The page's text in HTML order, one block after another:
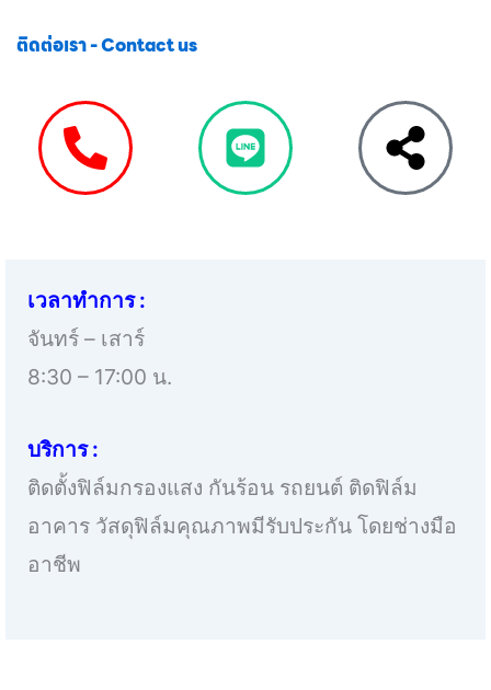
ติดต่อเรา - Contact us
เวลาทำการ :
จันทร์ – เสาร์
8:30 – 17:00 น.
บริการ :
ติดตั้งฟิล์มกรองแสง กันร้อน รถยนต์ ติดฟิล์ม
อาคาร วัสดุฟิล์มคุณภาพมีรับประกัน โดยช่างมือ
อาชีพ